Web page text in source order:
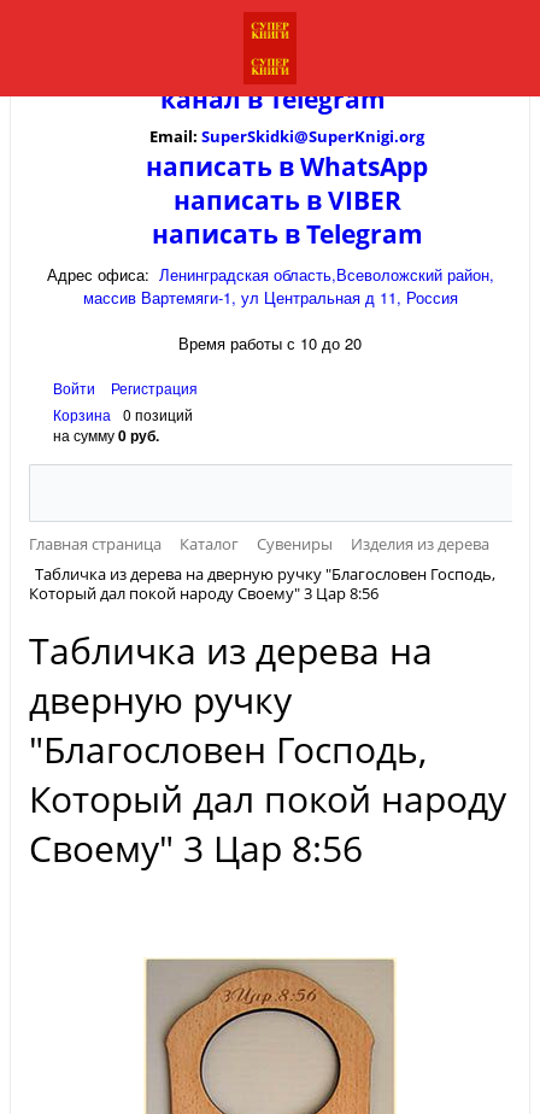
канал вTelegram
Email: SuperSkidki@SuperKnigi.org
написать в WhatsApp
написать в VIBER
написать в Telegram
Адрес офиса: Ленинградская область,Всеволожский район,
массив Вартемяги-1, ул Центральная д 11, Россия
Время работы с 10 до 20
Войти
Регистрация
Корзина
0 позиций
на сумму0 руб.
Главная страница Каталог Сувениры
Изделия из дерева
Табличка из дерева на дверную ручку "Благословен Господь,
Который дал покой народу Своему" 3 Цар 8:56
Табличка из дерева на
дверную ручку
"Благословен Господь,
Который дал покой народу
Своему" 3 Цар 8:56